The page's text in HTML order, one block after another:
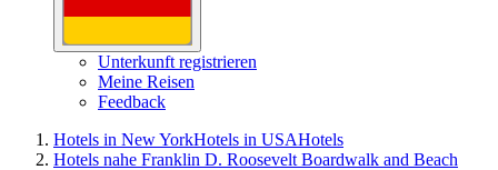
Unterkunft registrieren
Meine Reisen
Feedback
Hotels in New YorkHotels in USAHotels
Hotels nahe Franklin D. Roosevelt Boardwalk and Beach